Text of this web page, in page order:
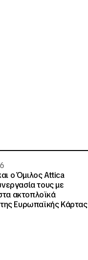
o Όμιλος Attica
τους με
ακτοπλοϊκά
της Ευρωπαϊκής Κάρτας